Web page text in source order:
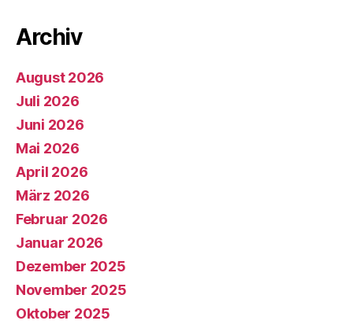
Archiv
August 2026
Juli 2026
Juni 2026
Mai 2026
April 2026
März 2026
Februar 2026
Januar 2026
Dezember 2025
November 2025
Oktober 2025